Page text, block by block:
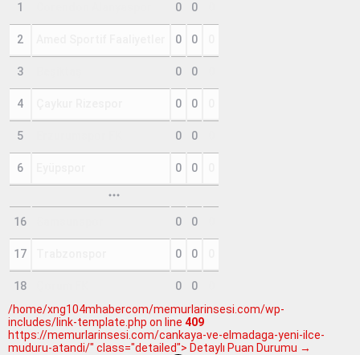
1
0 0
2 0 0
3 0 0
4 0 0
5 0 0
6 0 0
16 0 0
17 0 0
18 0 0
/home/xng104mhabercom/memurlarinsesi.com/wp-
includes/link-template.php on line 409
https://memurlarinsesi.com/cankaya-ve-elmadaga-yeni-ilce-
muduru-atandi/" class="detailed"> Detaylı Puan Durumu →